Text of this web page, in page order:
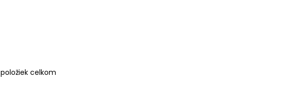
O
položiek celkom